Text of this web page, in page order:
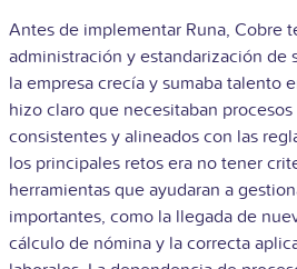
Antes de implementar Runa, Cobre
administración y estandarización de
la empresa crecía y sumaba talento
hizo claro que necesitaban
consistentes y alineados con las
los principales retos era no tener
herramientas que ayudaran a
importantes, como la llegada de
cálculo de nómina y la correcta